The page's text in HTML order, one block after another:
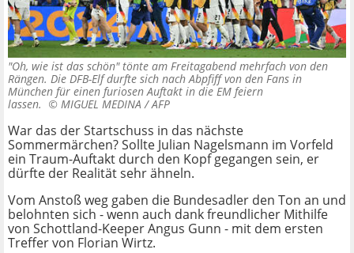
"Oh, wie ist das schön" tönte am Freitagabend mehrfach von den
Rängen. Die DFB-Elf durfte sich nach Abpfiff von den Fans in
München für einen furiosen Auftakt in die EM feiern
lassen. © MIGUEL MEDINA / AFP
War das der Startschuss in das nächste
Sommermärchen? Sollte Julian Nagelsmann im Vorfeld
ein Traum-Auftakt durch den Kopf gegangen sein, er
dürfte der Realität sehr ähneln.
Vom Anstoß weg gaben die Bundesadler den Ton an und
belohnten sich - wenn auch dank freundlicher Mithilfe
von Schottland-Keeper Angus Gunn - mit dem ersten
Treffer von Florian Wirtz.